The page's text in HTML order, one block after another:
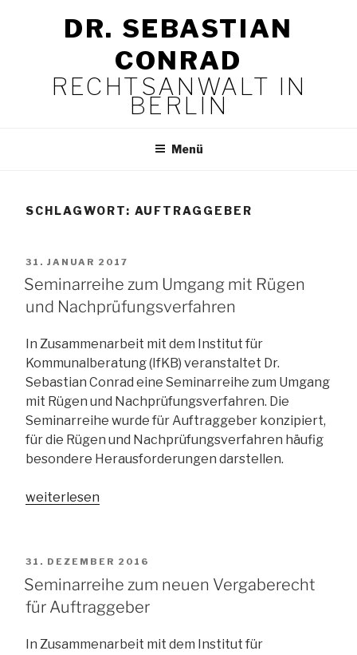
DR. SEBASTIAN
CONRAD
RECHTSANWALT IN
BERLIN
Menü
SCHLAGWORT: AUFTRAGGEBER
VERÖFFENTLICHT
AM
31. JANUAR 2017
Seminarreihe zum Umgang mit Rügen
und Nachprüfungsverfahren
In Zusammenarbeit mit dem Institut für
Kommunalberatung (IfKB) veranstaltet Dr.
Sebastian Conrad eine Seminarreihe zum Umgang
mit Rügen und Nachprüfungsverfahren. Die
Seminarreihe wurde für Auftraggeber konzipiert,
für die Rügen und Nachprüfungsverfahren häufig
besondere Herausforderungen darstellen.
„Seminarreihe
und
Nachprüfungsverfahren“
weiterlesen
VERÖFFENTLICHT
AM
31. DEZEMBER 2016
Seminarreihe zum neuen Vergaberecht
für Auftraggeber
In Zusammenarbeit mit dem Institut für